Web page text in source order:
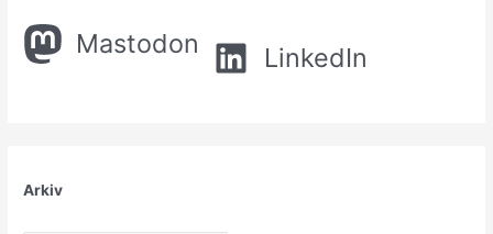
Mastodon LinkedIn
Arkiv